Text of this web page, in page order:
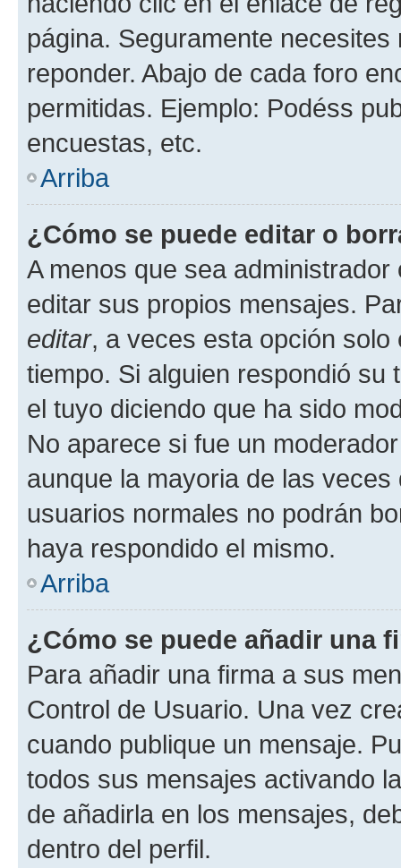
página. Seguramente
reponder. Abajo de cada foro
permitidas. Ejemplo: Podéss
encuestas, etc.
Arriba
¿Cómo se puede editar o
A menos que sea
editar sus propios mensajes.
editar, a veces esta opción
tiempo. Si alguien respondió
el tuyo diciendo que ha sido
No aparece si fue un
aunque la mayoria de las
usuarios normales no podrán
haya respondido el mismo.
Arriba
¿Cómo se puede añadir una
Para añadir una firma a sus
Control de Usuario. Una vez
cuando publique un mensaje.
todos sus mensajes activando
de añadirla en los mensajes,
dentro del perfil.